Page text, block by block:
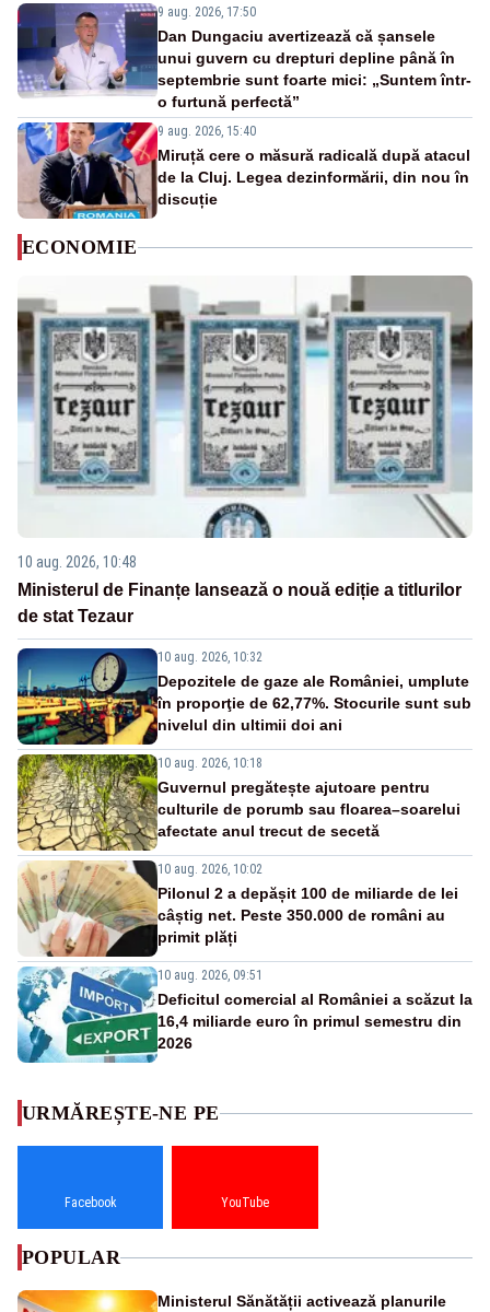
9 aug. 2026, 17:50
Dan Dungaciu avertizează că șansele
unui guvern cu drepturi depline până în
septembrie sunt foarte mici: „Suntem într-
o furtună perfectă”
9 aug. 2026, 15:40
Miruță cere o măsură radicală după atacul
de la Cluj. Legea dezinformării, din nou în
discuție
ECONOMIE
10 aug. 2026, 10:48
Ministerul de Finanțe lansează o nouă ediție a titlurilor
de stat Tezaur
10 aug. 2026, 10:32
Depozitele de gaze ale României, umplute
în proporţie de 62,77%. Stocurile sunt sub
nivelul din ultimii doi ani
10 aug. 2026, 10:18
Guvernul pregătește ajutoare pentru
culturile de porumb sau floarea–soarelui
afectate anul trecut de secetă
10 aug. 2026, 10:02
Pilonul 2 a depășit 100 de miliarde de lei
câștig net. Peste 350.000 de români au
primit plăți
10 aug. 2026, 09:51
Deficitul comercial al României a scăzut la
16,4 miliarde euro în primul semestru din
2026
URMĂREȘTE-NE PE
Facebook YouTube
POPULAR
Ministerul Sănătății activează planurile